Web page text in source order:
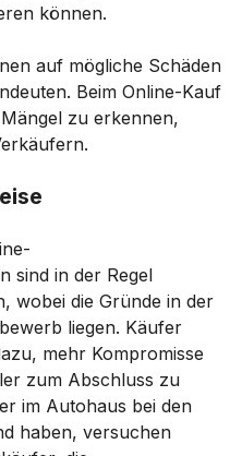
können.
auf mögliche Schäden
Beim Online-Kauf
zu erkennen,
sind in der Regel
wobei die Gründe in der
liegen. Käufer
mehr Kompromisse
zum Abschluss zu
im Autohaus bei den
haben, versuchen